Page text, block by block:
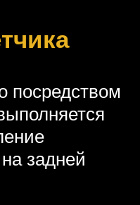
посредством
задней